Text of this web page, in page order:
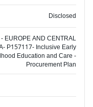
Disclosed
- EUROPE AND CENTRAL
P157117- Inclusive Early
Education and Care -
Procurement Plan